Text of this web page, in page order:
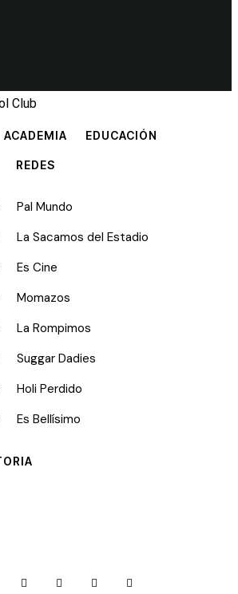
ACADEMIA EDUCACIÓN
REDES
Pal Mundo
La Sacamos del Estadio
Es Cine
Momazos
La Rompimos
Suggar Dadies
Holi Perdido
Es Bellísimo